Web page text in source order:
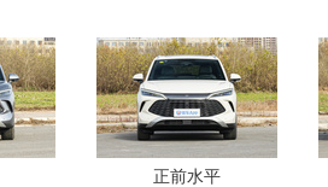
正前水平